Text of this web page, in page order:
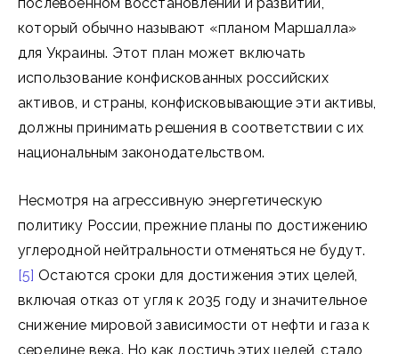
который обычно называют «планом Маршалла»
для Украины. Этот план может включать
использование конфискованных российских
активов, и страны, конфисковывающие эти активы,
должны принимать решения в соответствии с их
национальным законодательством.
Несмотря на агрессивную энергетическую
политику России, прежние планы по достижению
углеродной нейтральности отменяться не будут.
[5] Остаются сроки для достижения этих целей,
включая отказ от угля к 2035 году и значительное
снижение мировой зависимости от нефти и газа к
середине века. Но как достичь этих целей, стало